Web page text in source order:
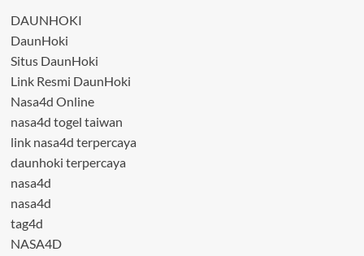
DAUNHOKI
DaunHoki
Situs DaunHoki
Link Resmi DaunHoki
Nasa4d Online
nasa4d togel taiwan
link nasa4d terpercaya
daunhoki terpercaya
nasa4d
nasa4d
tag4d
NASA4D